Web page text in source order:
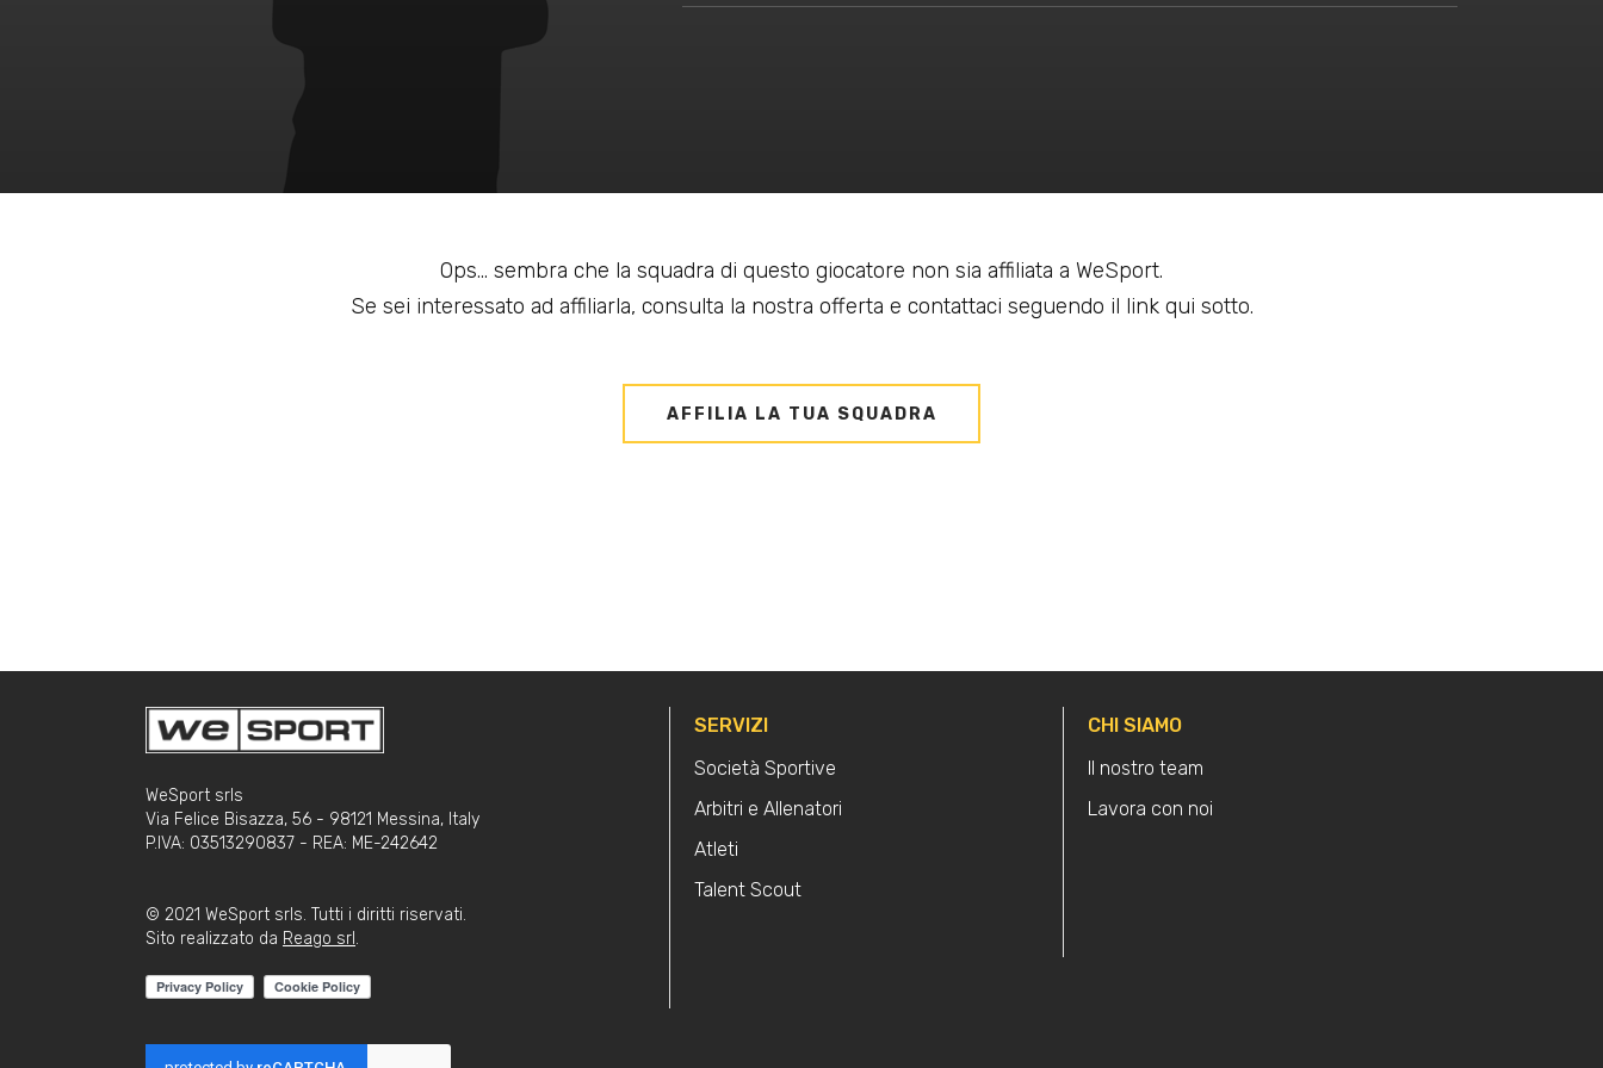
Ops... sembra che la squadra di questo giocatore non sia affiliata a WeSport.
Se sei interessato ad affiliarla, consulta la nostra offerta e contattaci seguendo il link qui sotto.
AFFILIA LA TUA SQUADRA
WeSport srls
Via Felice Bisazza, 56 - 98121 Messina, Italy
P.IVA: 03513290837 - REA: ME-242642
© 2021 WeSport srls. Tutti i diritti riservati.
Sito realizzato da Reago srl .
SERVIZI
Società Sportive
Arbitri e Allenatori
Atleti
Talent Scout
CHI SIAMO
Il nostro team
Lavora con noi